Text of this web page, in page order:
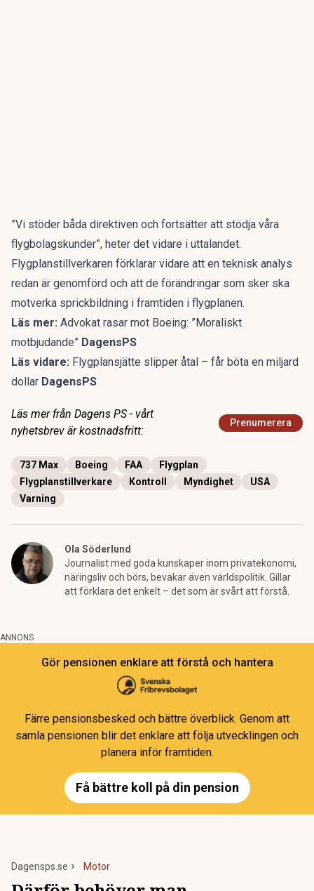
”Vi stöder båda direktiven och fortsätter att stödja våra
flygbolagskunder”, heter det vidare i uttalandet.
Flygplanstillverkaren förklarar vidare att en teknisk analys
redan är genomförd och att de förändringar som sker ska
motverka sprickbildning i framtiden i flygplanen.
Läs mer: Advokat rasar mot Boeing: ”Moraliskt
motbjudande” DagensPS
Läs vidare: Flygplansjätte slipper åtal – får böta en miljard
dollar DagensPS
Läs mer från Dagens PS - vårt
nyhetsbrev är kostnadsfritt:
Prenumerera
737 Max Boeing FAA
Flygplan
Flygplanstillverkare
Kontroll Myndighet
USA
Varning
Ola Söderlund
Journalist med goda kunskaper inom privatekonomi,
näringsliv och börs, bevakar även världspolitik. Gillar
att förklara det enkelt – det som är svårt att förstå.
ANNONS
Gör pensionen enklare att förstå och hantera
Färre pensionsbesked och bättre överblick. Genom att
samla pensionen blir det enklare att följa utvecklingen och
planera inför framtiden.
Få bättre koll på din pension
Dagensps.se Motor